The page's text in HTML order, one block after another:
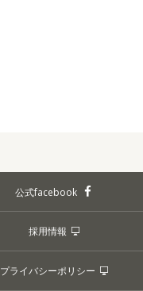
公式facebook
採用情報
プライバシーポリシー